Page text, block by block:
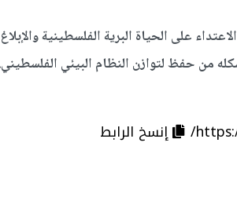
على الحياة البرية الفلسطينية
من حفظ لتوازن النظام البيئي
إنسخ الرابط